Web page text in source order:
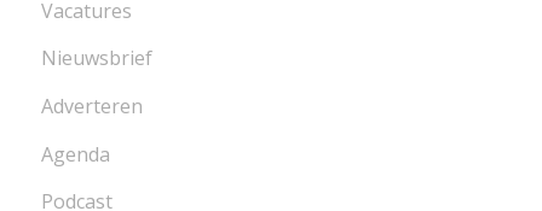
Vacatures
Nieuwsbrief
Adverteren
Agenda
Podcast